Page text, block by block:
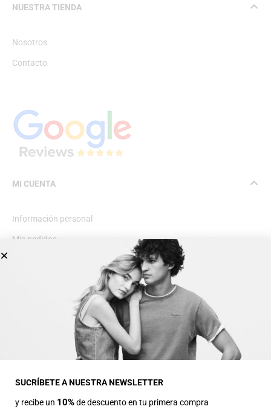
NUESTRA TIENDA
Nosotros
Contacto
MI CUENTA
Información personal
Mis pedidos
INFORMACIÓN GENERAL
22330 Ainsa (Huesca)
Teléfonos
SUCRÍBETE A NUESTRA NEWSLETTER
y recibe un 10%de descuento en tu primera compra